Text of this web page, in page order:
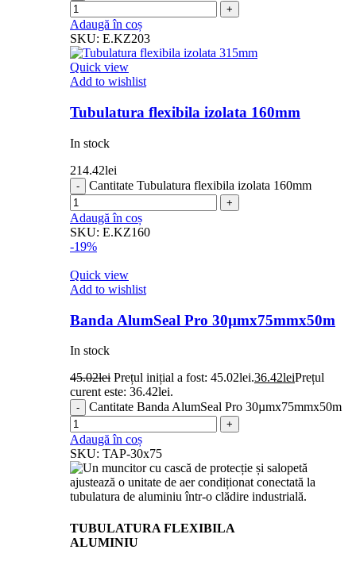
Adaugă în coș
SKU: E.KZ203
Quick view
Add to wishlist
Tubulatura flexibila izolata 160mm
In stock
214.42lei
Cantitate Tubulatura flexibila izolata 160mm
Adaugă în coș
SKU: E.KZ160
-19%
Quick view
Add to wishlist
Banda AlumSeal Pro 30µmx75mmx50m
In stock
45.02lei Prețul inițial a fost: 45.02lei.36.42leiPrețul
curent este: 36.42lei.
Cantitate Banda AlumSeal Pro 30µmx75mmx50m
Adaugă în coș
SKU: TAP-30x75
TUBULATURA FLEXIBILA
ALUMINIU